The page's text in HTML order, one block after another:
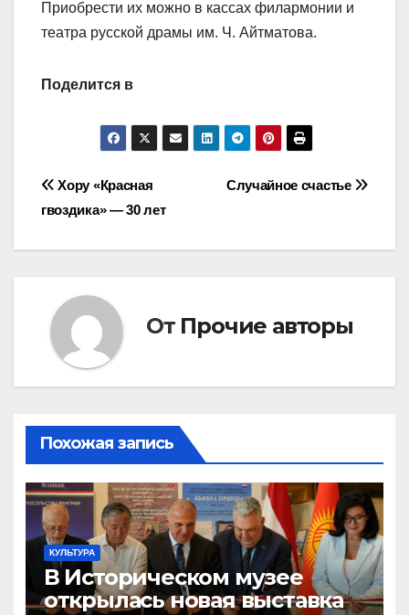
Приобрести их можно в кассах филармонии и
театра русской драмы им. Ч. Айтматова.
Поделится в
Навигация
по
Случайное счастье
Хору «Красная
гвоздика» — 30 лет
От Прочие авторы
Похожая запись
КУЛЬТУРА
В Историческом музее
открылась новая выставка